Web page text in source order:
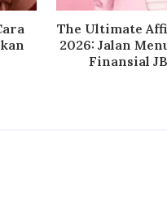
The Ultimate
2026: Jalan
Finansial